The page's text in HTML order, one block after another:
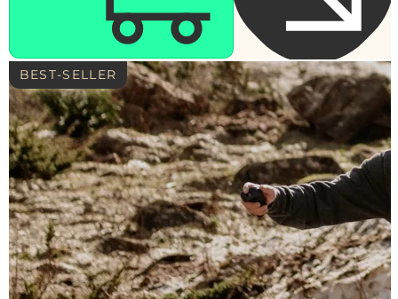
BEST-SELLER